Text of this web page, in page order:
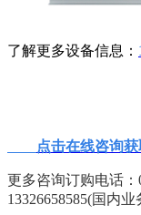
了解更多设备信息：
点击在线咨询
更多咨询订购电话：
13326658585(国内业